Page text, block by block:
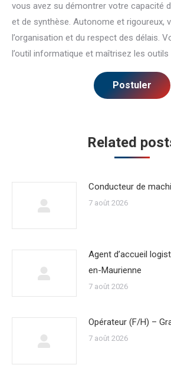
vous avez su démontrer votre capacité
et de synthèse. Autonome et rigoureux,
l’organisation et du respect des délais.
l’outil informatique et maîtrisez les outils
Related
Conducteur de
7 août 2026
Agent d’accueil
en-Maurienne
7 août 2026
Opérateur (F/H) –
7 août 2026